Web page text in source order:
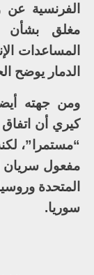
الفرنسية عن
مغلق بشأن
المساعدات
الدمار يوضح
ومن جهته
كيري أن
“مستمرا”،
مفعول سريان
المتحدة
سوريا.